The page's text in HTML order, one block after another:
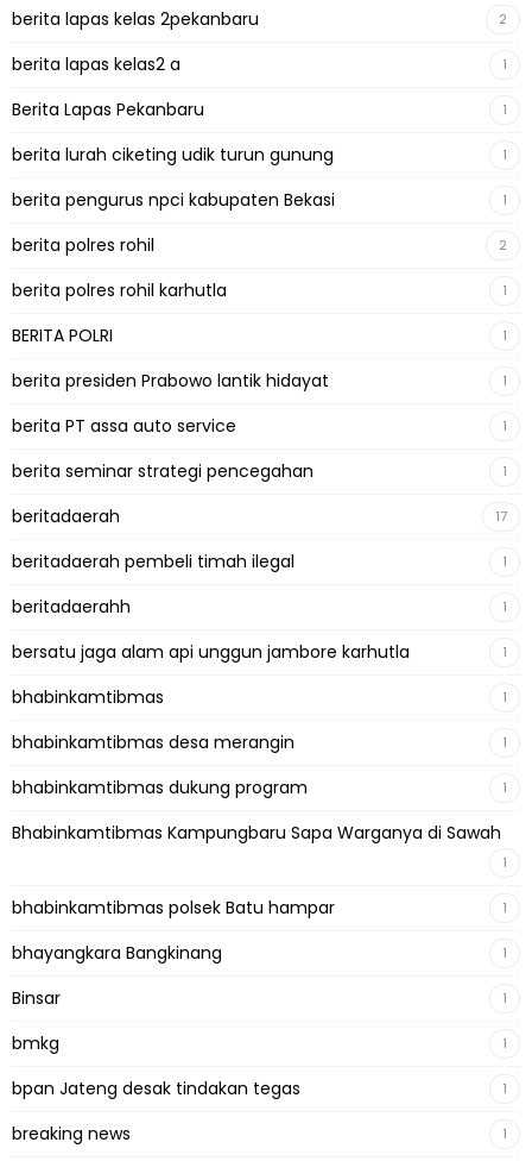
berita lapas kelas 2pekanbaru 2
berita lapas kelas2 a 1
Berita Lapas Pekanbaru 1
berita lurah ciketing udik turun gunung 1
berita pengurus npci kabupaten Bekasi 1
berita polres rohil 2
berita polres rohil karhutla 1
BERITA POLRI 1
berita presiden Prabowo lantik hidayat 1
berita PT assa auto service 1
berita seminar strategi pencegahan 1
beritadaerah 17
beritadaerah pembeli timah ilegal 1
beritadaerahh 1
bersatu jaga alam api unggun jambore karhutla 1
bhabinkamtibmas 1
bhabinkamtibmas desa merangin 1
bhabinkamtibmas dukung program 1
Bhabinkamtibmas Kampungbaru Sapa Warganya di Sawah
1
bhabinkamtibmas polsek Batu hampar 1
bhayangkara Bangkinang 1
Binsar 1
bmkg 1
bpan Jateng desak tindakan tegas 1
breaking news 1